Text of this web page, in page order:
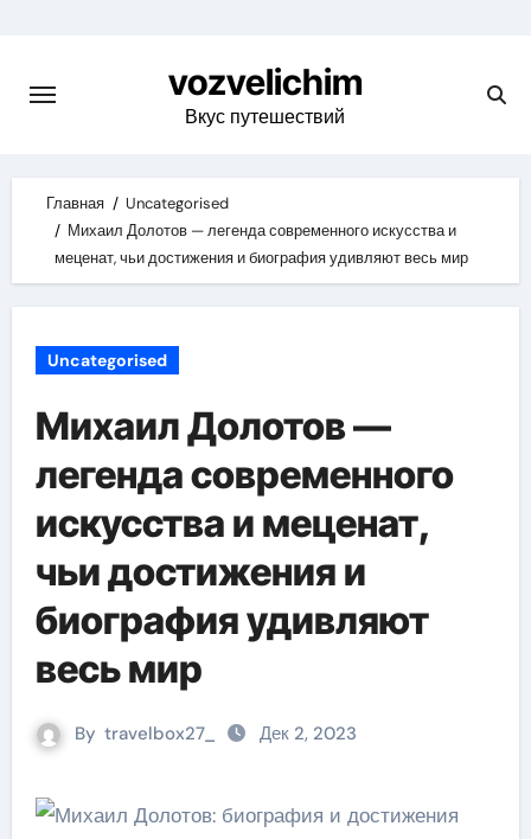
content
vozvelichim
Вкус путешествий
Главная
Uncategorised
Михаил Долотов — легенда современного искусства и
меценат, чьи достижения и биография удивляют весь мир
Uncategorised
Михаил Долотов —
легенда современного
искусства и меценат,
чьи достижения и
биография удивляют
весь мир
By travelbox27_ Дек 2, 2023